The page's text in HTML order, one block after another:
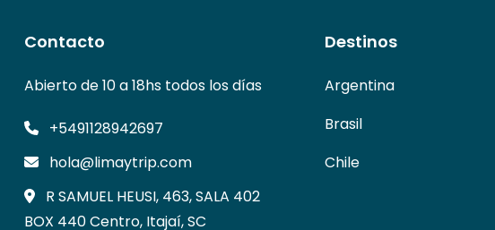
Contacto
Abierto de 10 a 18hs todos los días
+5491128942697
hola@limaytrip.com
R SAMUEL HEUSI, 463, SALA 402
BOX 440 Centro, Itajaí, SC
Destinos
Argentina
Brasil
Chile